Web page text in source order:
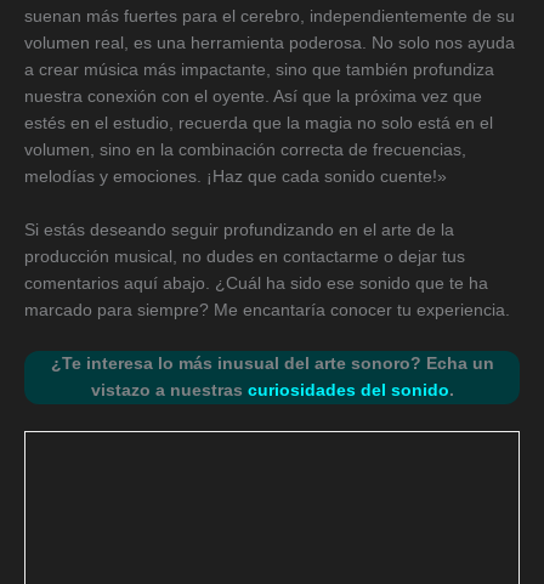
suenan más fuertes para el cerebro, independientemente de su
volumen real, es una herramienta poderosa. No solo nos ayuda
a crear música más impactante, sino que también profundiza
nuestra conexión con el oyente. Así que la próxima vez que
estés en el estudio, recuerda que la magia no solo está en el
volumen, sino en la combinación correcta de frecuencias,
melodías y emociones. ¡Haz que cada sonido cuente!»
Si estás deseando seguir profundizando en el arte de la
producción musical, no dudes en contactarme o dejar tus
comentarios aquí abajo. ¿Cuál ha sido ese sonido que te ha
marcado para siempre? Me encantaría conocer tu experiencia.
¿Te interesa lo más inusual del arte sonoro? Echa un
vistazo a nuestras curiosidades del sonido.